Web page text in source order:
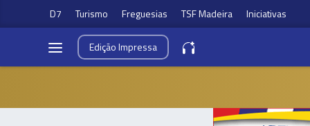
D7 Turismo Freguesias TSF Madeira Iniciativas
EdiçãoImpressa